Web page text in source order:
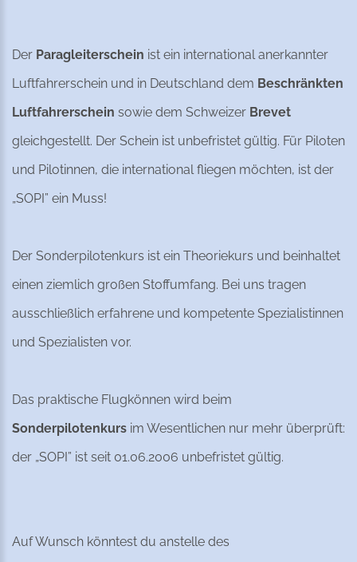
Der Paragleiterschein ist ein international anerkannter
Luftfahrerschein und in Deutschland dem Beschränkten
Luftfahrerschein sowie dem Schweizer Brevet
gleichgestellt. Der Schein ist unbefristet gültig. Für Piloten
und Pilotinnen, die international fliegen möchten, ist der
„SOPI” ein Muss!
Der Sonderpilotenkurs ist ein Theoriekurs und beinhaltet
einen ziemlich großen Stoffumfang. Bei uns tragen
ausschließlich erfahrene und kompetente Spezialistinnen
und Spezialisten vor.
Das praktische Flugkönnen wird beim
Sonderpilotenkurs im Wesentlichen nur mehr überprüft:
der „SOPI” ist seit 01.06.2006 unbefristet gültig.
Auf Wunsch könntest du anstelle des